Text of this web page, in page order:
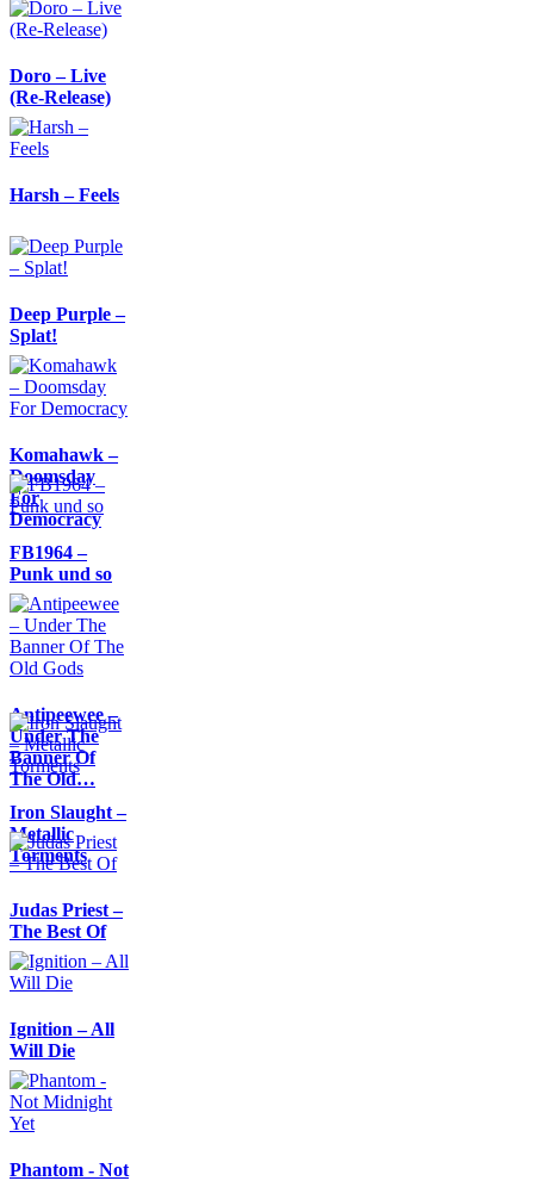
Doro – Live
(Re-Release)
Harsh – Feels
Deep Purple –
Splat!
Komahawk –
Doomsday
For
Democracy
FB1964 –
Punk und so
Antipeewee –
Under The
Banner Of
The Old…
Iron Slaught –
Metallic
Torments
Judas Priest –
The Best Of
Ignition – All
Will Die
Phantom - Not